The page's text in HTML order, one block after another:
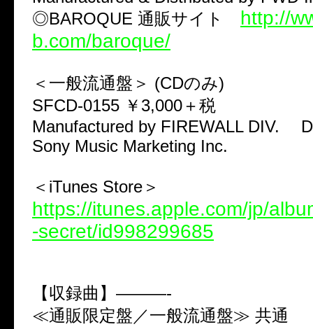
◎BAROQUE 通販サイト http://
b.com/baroque/
＜一般流通盤＞ (CDのみ)
SFCD-0155 ￥3,000＋税
Manufactured by FIREWALL DIV.
Sony Music Marketing Inc.
＜iTunes Store＞
https://itunes.apple.com/jp/
-secret/id998299685
【収録曲】———-
≪通販限定盤／一般流通盤≫ 共通